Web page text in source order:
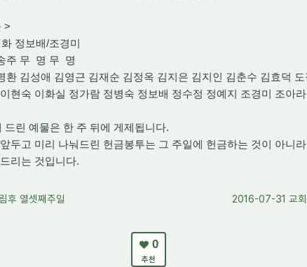
>
정보배/조경미
주 무 명 무 명
환 김성애 김영근 김재순 김정옥 김지은 김지인 김춘수 김효덕
현숙 이화실 정가람 정병숙 정보배 정수정 정예지 조경미 조아
린 예물은 한 주 뒤에 게제됩니다.
두고 미리 나눠드린 헌금봉투는 그 주일에 헌금하는 것이 아니
리는 것입니다.
후 열셋째주일 2016-07-31 교회
0
추천